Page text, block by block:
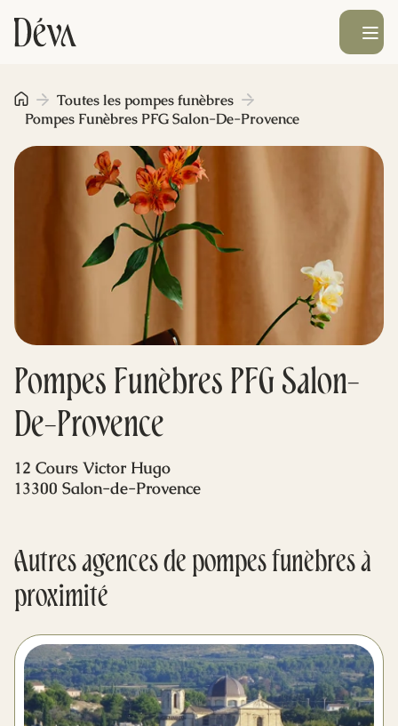
Obsèques
Prévoyance
Monument funéraire
Livraison de fleurs
Blog
Ouvrir le
Pompes Funèbres PFG Salon-
De-Provence
Toutes les pompes funèbres
Pompes Funèbres PFG Salon-De-Provence
12 Cours Victor Hugo
13300 Salon-de-Provence
Autres agences de pompes funèbres à
proximité